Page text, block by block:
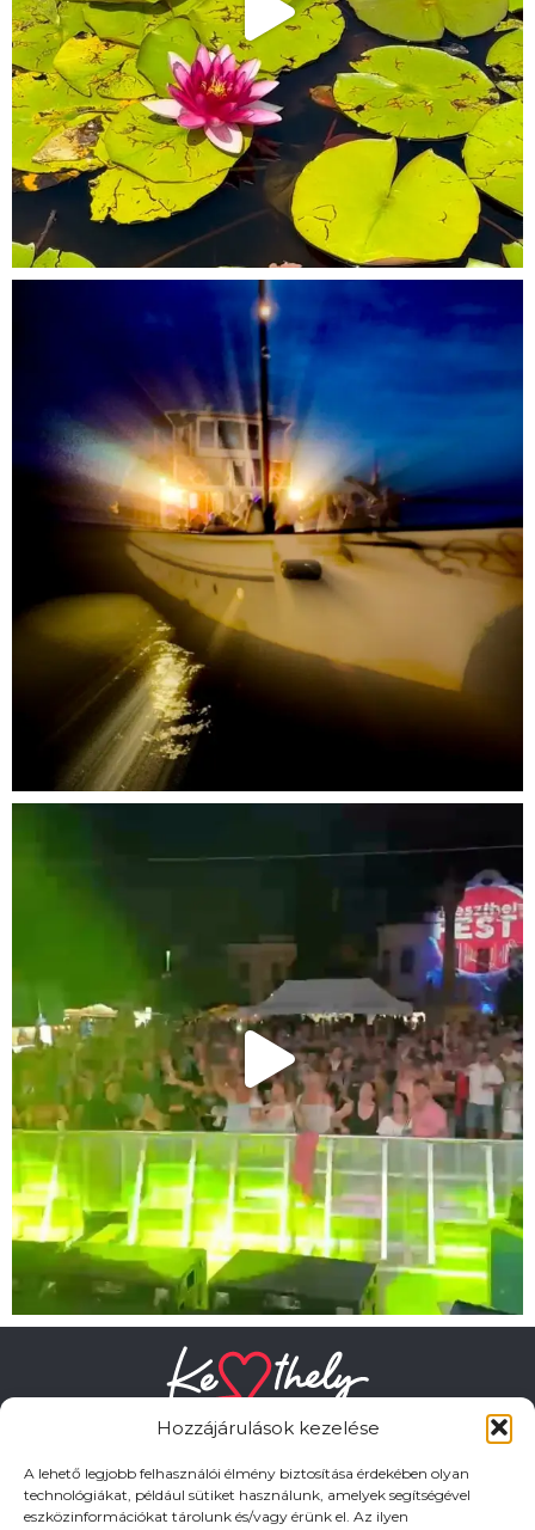
Hozzájárulások kezelése
A lehető legjobb felhasználói élmény biztosítása érdekében olyan
technológiákat, például sütiket használunk, amelyek segítségével
eszközinformációkat tárolunk és/vagy érünk el. Az ilyen